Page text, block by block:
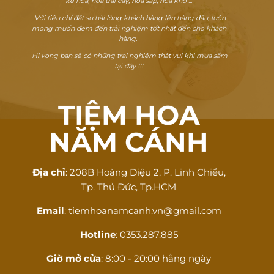
Với tiêu chí đặt sự hài lòng khách hàng lên hàng đầu, luôn
mong muốn đem đến trải nghiệm tốt nhất đến cho khách
hàng.
Hi vọng bạn sẽ có những trải nghiệm thật vui khi mua sắm
tại đây !!!
TIỆM HOA
NĂM CÁNH
Địa chỉ: 208B Hoàng Diệu 2, P. Linh Chiểu,
Tp. Thủ Đức, Tp.HCM
Email: tiemhoanamcanh.vn@gmail.com
Hotline: 0353.287.885
Giờ mở cửa: 8:00 - 20:00 hằng ngày